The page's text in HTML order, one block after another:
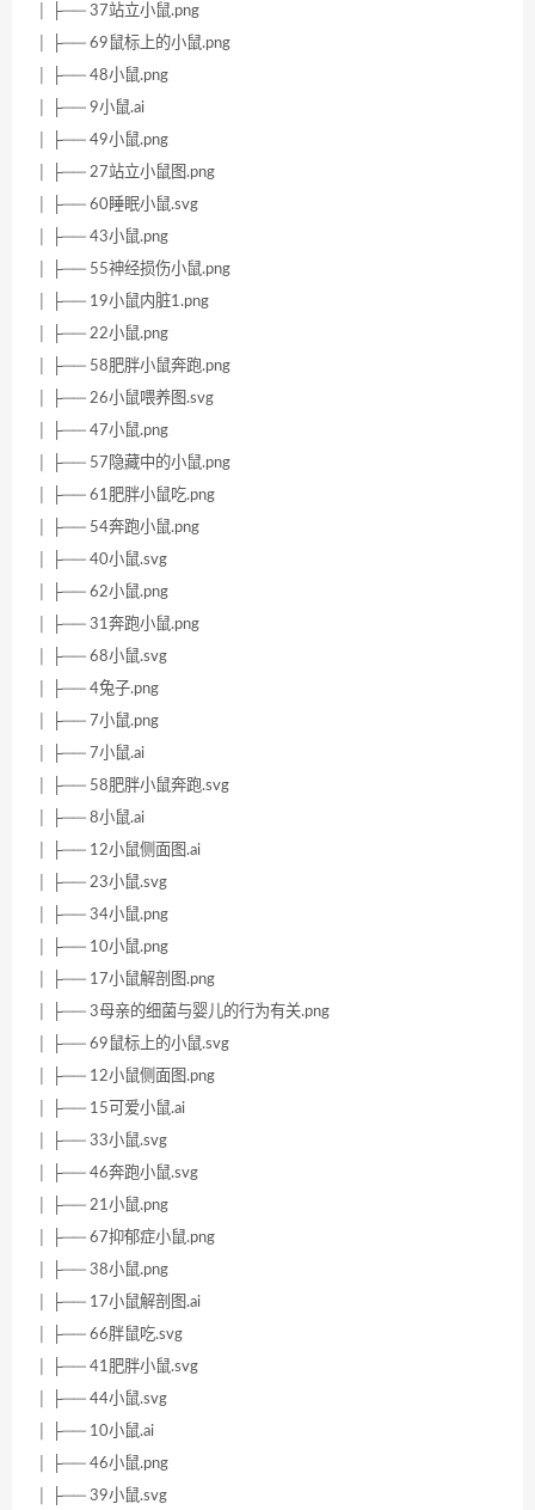
│ ├── 37站立小鼠.png
│ ├── 69鼠标上的小鼠.png
│ ├── 48小鼠.png
│ ├── 9小鼠.ai
│ ├── 49小鼠.png
│ ├── 27站立小鼠图.png
│ ├── 60睡眠小鼠.svg
│ ├── 43小鼠.png
│ ├── 55神经损伤小鼠.png
│ ├── 19小鼠内脏1.png
│ ├── 22小鼠.png
│ ├── 58肥胖小鼠奔跑.png
│ ├── 26小鼠喂养图.svg
│ ├── 47小鼠.png
│ ├── 57隐藏中的小鼠.png
│ ├── 61肥胖小鼠吃.png
│ ├── 54奔跑小鼠.png
│ ├── 40小鼠.svg
│ ├── 62小鼠.png
│ ├── 31奔跑小鼠.png
│ ├── 68小鼠.svg
│ ├── 4兔子.png
│ ├── 7小鼠.png
│ ├── 7小鼠.ai
│ ├── 58肥胖小鼠奔跑.svg
│ ├── 8小鼠.ai
│ ├── 12小鼠侧面图.ai
│ ├── 23小鼠.svg
│ ├── 34小鼠.png
│ ├── 10小鼠.png
│ ├── 17小鼠解剖图.png
│ ├── 3母亲的细菌与婴儿的行为有关.png
│ ├── 69鼠标上的小鼠.svg
│ ├── 12小鼠侧面图.png
│ ├── 15可爱小鼠.ai
│ ├── 33小鼠.svg
│ ├── 46奔跑小鼠.svg
│ ├── 21小鼠.png
│ ├── 67抑郁症小鼠.png
│ ├── 38小鼠.png
│ ├── 17小鼠解剖图.ai
│ ├── 66胖鼠吃.svg
│ ├── 41肥胖小鼠.svg
│ ├── 44小鼠.svg
│ ├── 10小鼠.ai
│ ├── 46小鼠.png
│ ├── 39小鼠.svg